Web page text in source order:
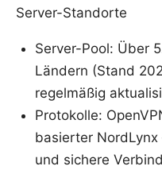
Server-Standorte
Server-Pool: Über
Ländern (Stand
regelmäßig
Protokolle:
basierter
und sichere